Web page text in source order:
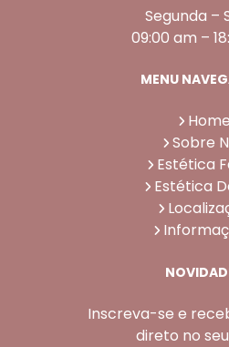
Segunda –
09:00 am –
MENU
Home
Sobre
Estética
Estética
Inscreva-se e
direto no